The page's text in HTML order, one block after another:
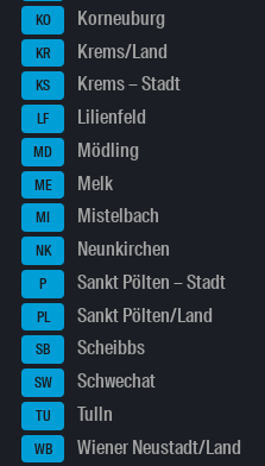
KO Korneuburg
KR Krems/Land
KS Krems – Stadt
LF Lilienfeld
MD Mödling
ME Melk
MI Mistelbach
NK Neunkirchen
P Sankt Pölten – Stadt
PL Sankt Pölten/Land
SB Scheibbs
SW Schwechat
TU Tulln
WB Wiener Neustadt/Land